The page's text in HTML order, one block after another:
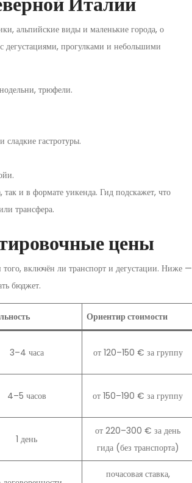
альпийские виды и маленькие города, о
дегустациями, прогулками и небольшими
трюфели.
гастротуры.
и в формате уикенда. Гид подскажет, что
трансфера.
цены
того, включён ли транспорт и дегустации. Ниже —
бюджет.
Ориентир стоимости
3–4 часа от 120–150 € за группу
4–5 часов от 150–190 € за группу
1 день
от 220–300 € за день
гида (без транспорта)
почасовая ставка,